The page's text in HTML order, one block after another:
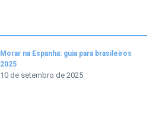
Morar na Espanha: guia para brasileiros
2025
10 de setembro de 2025